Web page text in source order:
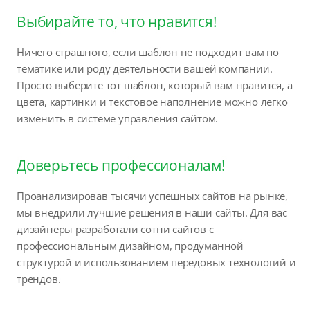
Выбирайте то, что нравится!
Ничего страшного, если шаблон не подходит вам по
тематике или роду деятельности вашей компании.
Просто выберите тот шаблон, который вам нравится, а
цвета, картинки и текстовое наполнение можно легко
изменить в системе управления сайтом.
Доверьтесь профессионалам!
Проанализировав тысячи успешных сайтов на рынке,
мы внедрили лучшие решения в наши сайты. Для вас
дизайнеры разработали сотни сайтов с
профессиональным дизайном, продуманной
структурой и использованием передовых технологий и
трендов.